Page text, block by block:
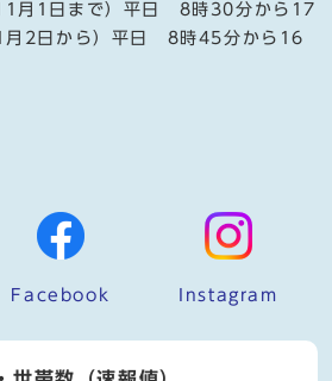
月1日まで）平日 8時30分から17
月2日から）平日 8時45分から16
Facebook Instagram